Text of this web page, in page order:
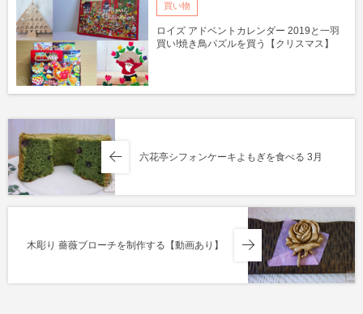
買い物
ロイズ アドベントカレンダー 2019と一羽
買い!焼き鳥パズルを買う【クリスマス】
六花亭シフォンケーキよもぎを食べる 3月
木彫り 薔薇ブローチを制作する【動画あり】